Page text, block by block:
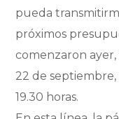
pueda
próximos
comenzaron ayer,
22 de septiembre,
19.30 horas.